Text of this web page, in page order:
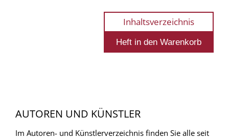
Inhaltsverzeichnis
AUTOREN UND KÜNSTLER
Im Autoren- und Künstlerverzeichnis finden Sie alle seit